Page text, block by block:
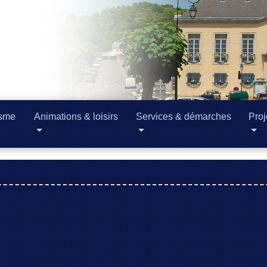
Animations & loisirs Services & démarches